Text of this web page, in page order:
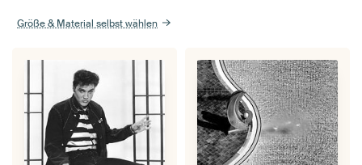
Größe & Material selbst wählen